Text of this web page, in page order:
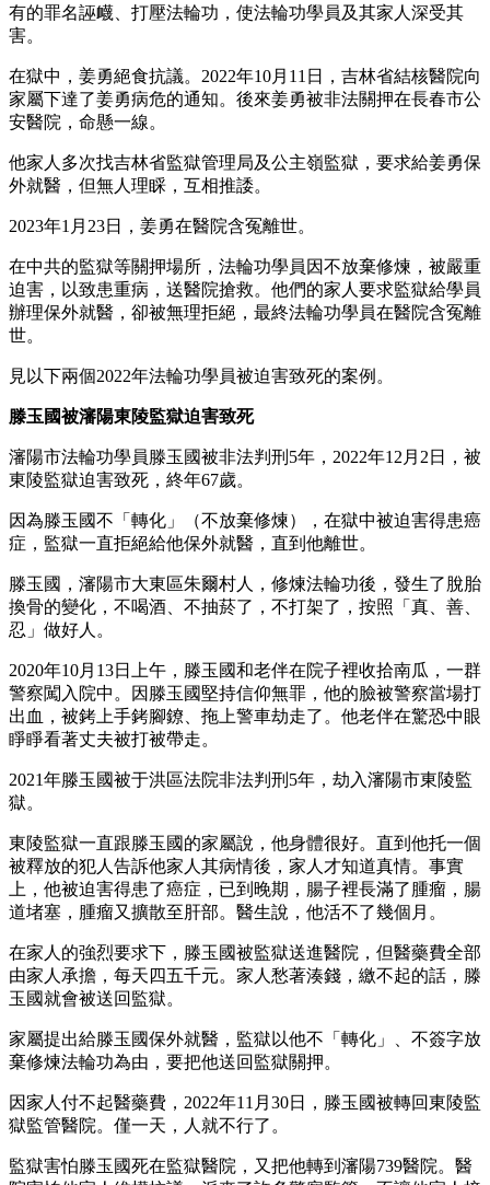
有的罪名誣衊、打壓法輪功，使法輪功學員及其家人深受其
害。
在獄中，姜勇絕食抗議。2022年10月11日，吉林省結核醫院向
家屬下達了姜勇病危的通知。後來姜勇被非法關押在長春市公
安醫院，命懸一線。
他家人多次找吉林省監獄管理局及公主嶺監獄，要求給姜勇保
外就醫，但無人理睬，互相推諉。
2023年1月23日，姜勇在醫院含冤離世。
在中共的監獄等關押場所，法輪功學員因不放棄修煉，被嚴重
迫害，以致患重病，送醫院搶救。他們的家人要求監獄給學員
辦理保外就醫，卻被無理拒絕，最終法輪功學員在醫院含冤離
世。
見以下兩個2022年法輪功學員被迫害致死的案例。
滕玉國被瀋陽東陵監獄迫害致死
瀋陽市法輪功學員滕玉國被非法判刑5年，2022年12月2日，被
東陵監獄迫害致死，終年67歲。
因為滕玉國不「轉化」（不放棄修煉），在獄中被迫害得患癌
症，監獄一直拒絕給他保外就醫，直到他離世。
滕玉國，瀋陽市大東區朱爾村人，修煉法輪功後，發生了脫胎
換骨的變化，不喝酒、不抽菸了，不打架了，按照「真、善、
忍」做好人。
2020年10月13日上午，滕玉國和老伴在院子裡收拾南瓜，一群
警察闖入院中。因滕玉國堅持信仰無罪，他的臉被警察當場打
出血，被銬上手銬腳鐐、拖上警車劫走了。他老伴在驚恐中眼
睜睜看著丈夫被打被帶走。
2021年滕玉國被于洪區法院非法判刑5年，劫入瀋陽市東陵監
獄。
東陵監獄一直跟滕玉國的家屬說，他身體很好。直到他托一個
被釋放的犯人告訴他家人其病情後，家人才知道真情。事實
上，他被迫害得患了癌症，已到晚期，腸子裡長滿了腫瘤，腸
道堵塞，腫瘤又擴散至肝部。醫生說，他活不了幾個月。
在家人的強烈要求下，滕玉國被監獄送進醫院，但醫藥費全部
由家人承擔，每天四五千元。家人愁著湊錢，繳不起的話，滕
玉國就會被送回監獄。
家屬提出給滕玉國保外就醫，監獄以他不「轉化」、不簽字放
棄修煉法輪功為由，要把他送回監獄關押。
因家人付不起醫藥費，2022年11月30日，滕玉國被轉回東陵監
獄監管醫院。僅一天，人就不行了。
監獄害怕滕玉國死在監獄醫院，又把他轉到瀋陽739醫院。醫